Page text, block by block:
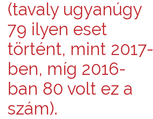
(tavaly ugyanúgy
79 ilyen eset
történt, mint 2017-
ben, míg 2016-
ban 80 volt ez a
szám).